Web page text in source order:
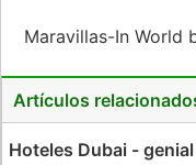
Maravillas-In World
Artículos
Hoteles Dubai -